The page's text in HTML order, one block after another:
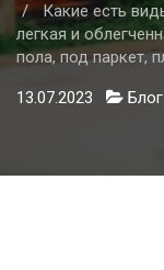
Какие есть
легкая и
пола, под паркет,
13.07.2023 Блог